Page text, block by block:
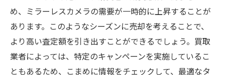
め、ミラーレスカメラの需要が一時的に上昇することが
あります。このようなシーズンに売却を考えることで、
より高い査定額を引き出すことができるでしょう。買取
業者によっては、特定のキャンペーンを実施しているこ
ともあるため、こまめに情報をチェックして、最適なタ